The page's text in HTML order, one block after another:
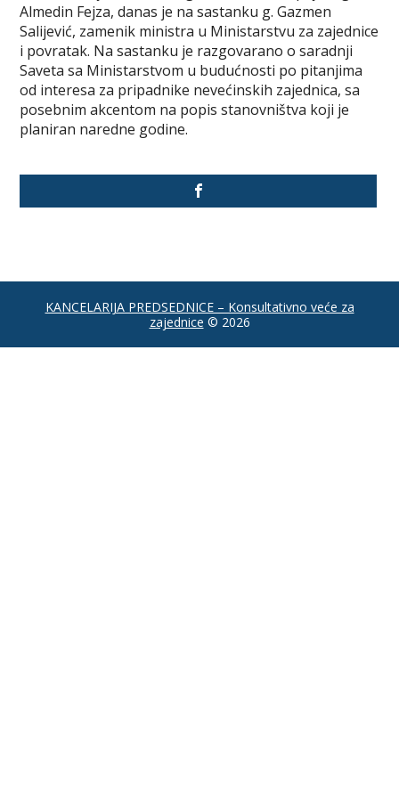
Almedin Fejza, danas je na sastanku g. Gazmen
Salijević, zamenik ministra u Ministarstvu za zajednice
i povratak. Na sastanku je razgovarano o saradnji
Saveta sa Ministarstvom u budućnosti po pitanjima
od interesa za pripadnike nevećinskih zajednica, sa
posebnim akcentom na popis stanovništva koji je
planiran naredne godine.
KANCELARIJA PREDSEDNICE – Konsultativno veće za
zajednice © 2026